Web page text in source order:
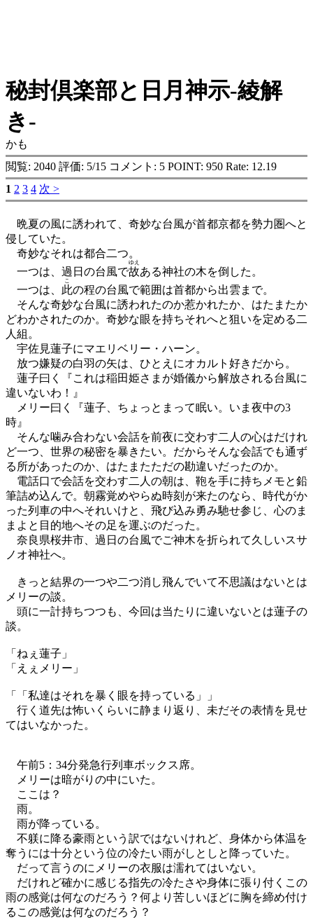
秘封倶楽部と日月神示-綾解
き-
かも
閲覧: 2040 評価: 5/15 コメント: 5 POINT: 950 Rate: 12.19
1 2 3 4 次 >
晩夏の風に誘われて、奇妙な台風が首都京都を勢力圏へと
侵していた。
奇妙なそれは都合二つ。
一つは、過日の台風で故
ゆえ
ある神社の木を倒した。
一つは、 此
こ
の程の台風で範囲は首都から出雲まで。
そんな奇妙な台風に誘われたのか惹かれたか、はたまたか
どわかされたのか。奇妙な眼を持ちそれへと狙いを定める二
人組。
宇佐見蓮子にマエリベリー・ハーン。
放つ嫌疑の白羽の矢は、ひとえにオカルト好きだから。
蓮子曰く『これは稲田姫さまが婚儀から解放される台風に
違いないわ！』
メリー曰く『蓮子、ちょっとまって眠い。いま夜中の3
時』
そんな噛み合わない会話を前夜に交わす二人の心はだけれ
ど一つ、世界の秘密を暴きたい。だからそんな会話でも通ず
る所があったのか、はたまたただの勘違いだったのか。
電話口で会話を交わす二人の朝は、鞄を手に持ちメモと鉛
筆詰め込んで。朝霧覚めやらぬ時刻が来たのなら、時代がか
った列車の中へそれいけと、飛び込み勇み馳せ参じ、心のま
まよと目的地へその足を運ぶのだった。
奈良県桜井市、過日の台風でご神木を折られて久しいスサ
ノオ神社へ。
きっと結界の一つや二つ消し飛んでいて不思議はないとは
メリーの談。
頭に一計持ちつつも、今回は当たりに違いないとは蓮子の
談。
「ねぇ蓮子」
「えぇメリー」
「「私達はそれを暴く眼を持っている」」
行く道先は怖いくらいに静まり返り、未だその表情を見せ
てはいなかった。
午前5：34分発急行列車ボックス席。
メリーは暗がりの中にいた。
ここは？
雨。
雨が降っている。
不躾に降る豪雨という訳ではないけれど、身体から体温を
奪うには十分という位の冷たい雨がしとしと降っていた。
だって言うのにメリーの衣服は濡れてはいない。
だけれど確かに感じる指先の冷たさや身体に張り付くこの
雨の感覚は何なのだろう？何より苦しいほどに胸を締め付け
るこの感覚は何なのだろう？